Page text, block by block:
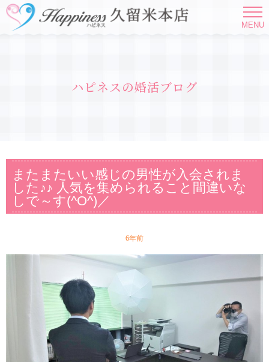
MENU
ハピネスの婚活ブログ
またまたいい感じの男性が入会されま
した♪♪ 人気を集められること間違いな
しで～す(^O^)／
6年前